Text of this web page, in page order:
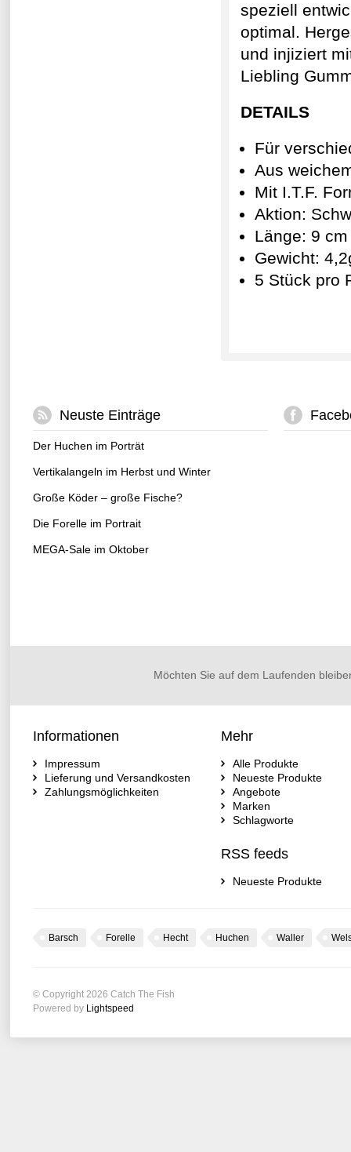
speziell
optimal.
und injiziert
Liebling
DETAILS
Für
Aus
Mit I.T.F.
Aktion:
Länge: 9 cm
Gewicht:
5 Stück pro
Neuste Einträge
Der Huchen im Porträt
Vertikalangeln im Herbst und Winter
Große Köder – große Fische?
Die Forelle im Portrait
MEGA-Sale im Oktober
Möchten Sie auf dem Laufenden
Informationen
Impressum
Lieferung und Versandkosten
Zahlungsmöglichkeiten
Mehr
Alle Produkte
Neueste Produkte
Angebote
Marken
Schlagworte
RSS feeds
Neueste Produkte
Barsch Forelle Hecht Huchen Waller
© Copyright 2026 Catch The Fish
Powered by Lightspeed